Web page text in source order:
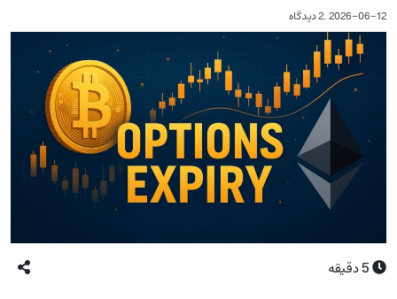
2026-06-12
.2 دیدگاه
5دقیقه